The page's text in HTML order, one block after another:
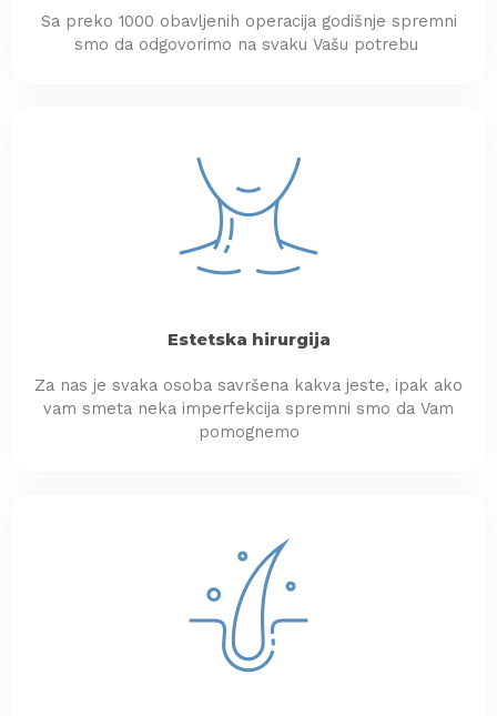
Sa preko 1000 obavljenih operacija godišnje spremni
smo da odgovorimo na svaku Vašu potrebu
Estetska hirurgija
Za nas je svaka osoba savršena kakva jeste, ipak ako
vam smeta neka imperfekcija spremni smo da Vam
pomognemo